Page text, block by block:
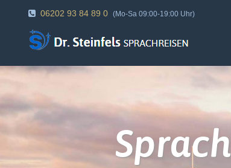
06202 93 84 89 0 (Mo-Sa 09:00-19:00 Uhr)